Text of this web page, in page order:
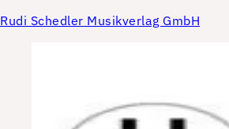
Rudi Schedler Musikverlag GmbH